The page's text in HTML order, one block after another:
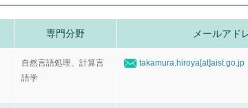
専門分野 メールア
自然言語処理、計算言
語学
takamura.hiroya[at]aist.go.jp